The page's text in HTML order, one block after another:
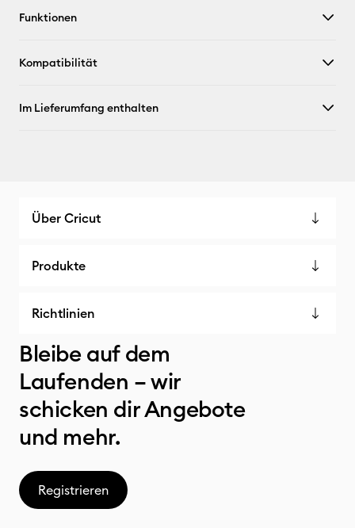
Funktionen
Kompatibilität
Im Lieferumfang enthalten
Über Cricut
Produkte
Richtlinien
Bleibe auf dem
Laufenden – wir
schicken dir Angebote
und mehr.
Registrieren